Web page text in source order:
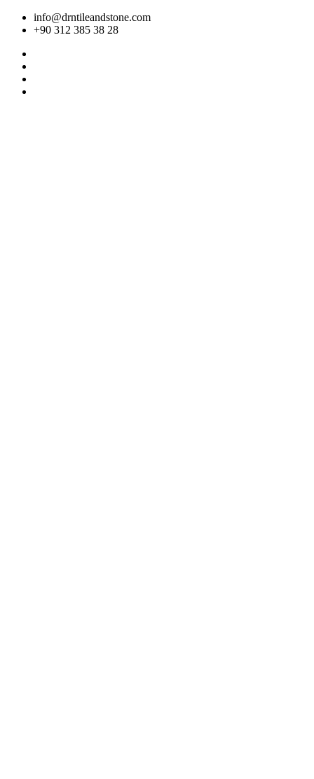
İçeriğeinfo@drntileandstone.com
+90 312 385 38 28